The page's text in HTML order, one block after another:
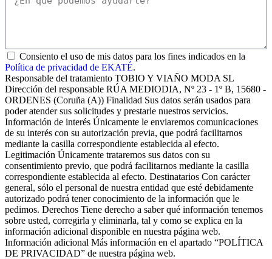
Consiento el uso de mis datos para los fines indicados en la
Política de privacidad de EKATÉ.
Responsable del tratamiento TOBIO Y VIAÑO MODA SL
Dirección del responsable RÚA MEDIODIA, Nº 23 - 1º B, 15680 -
ORDENES (Coruña (A)) Finalidad Sus datos serán usados para
poder atender sus solicitudes y prestarle nuestros servicios.
Información de interés Únicamente le enviaremos comunicaciones
de su interés con su autorización previa, que podrá facilitarnos
mediante la casilla correspondiente establecida al efecto.
Legitimación Únicamente trataremos sus datos con su
consentimiento previo, que podrá facilitarnos mediante la casilla
correspondiente establecida al efecto. Destinatarios Con carácter
general, sólo el personal de nuestra entidad que esté debidamente
autorizado podrá tener conocimiento de la información que le
pedimos. Derechos Tiene derecho a saber qué información tenemos
sobre usted, corregirla y eliminarla, tal y como se explica en la
información adicional disponible en nuestra página web.
Información adicional Más información en el apartado “POLÍTICA
DE PRIVACIDAD” de nuestra página web.